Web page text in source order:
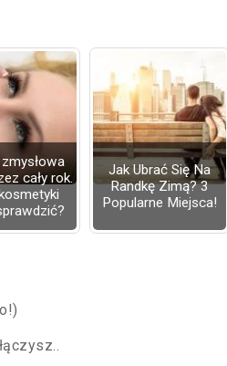
cały rok.
Jak Ubrać Się Na
Randkę Zimą? 3
Popularne Miejsca!